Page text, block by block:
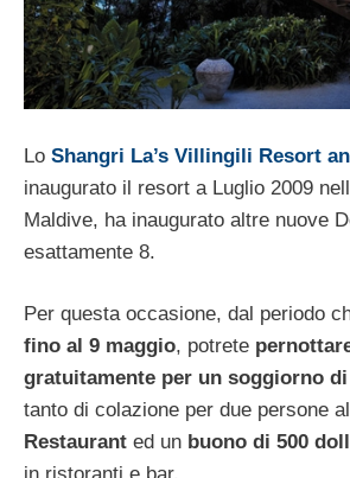
Lo Shangri La’s Villingili Resort
inaugurato il resort a Luglio 2009
Maldive, ha inaugurato altre nuove
esattamente 8.
Per questa occasione, dal periodo
fino al 9 maggio, potrete
gratuitamente per un soggiorno
tanto di colazione per due persone al
Restaurant ed un buono di 500